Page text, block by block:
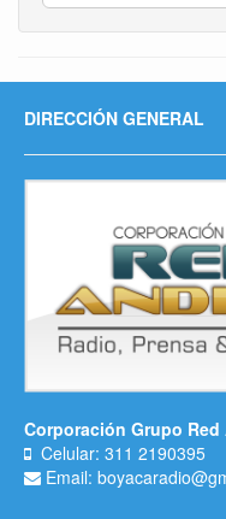
DIRECCIÓN GENERAL
Corporación Grupo
Celular: 311 2190395
Email: